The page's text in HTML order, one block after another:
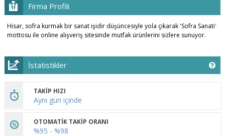
Firma Profili
Hisar, sofra kurmak bir sanat işidir düşüncesiyle yola çıkarak 'Sofra Sanatı'
mottosu ile online alışveriş sitesinde mutfak ürünlerini sizlere sunuyor.
İstatistikler
TAKİP HIZI
Aynı gün içinde
OTOMATİK TAKİP ORANI
%95 - %98